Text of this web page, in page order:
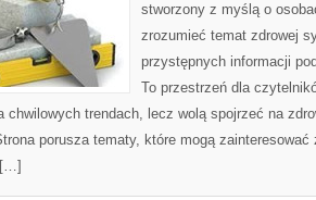
stworzony z myślą o
zrozumieć temat zdrowej
przystępnych informacji
To przestrzeń dla
chwilowych trendach, lecz wolą spojrzeć na
porusza tematy, które mogą zainteresować
[…]